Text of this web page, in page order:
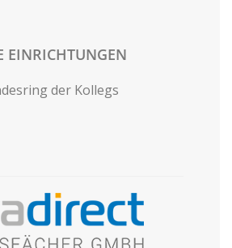
EINRICHTUNGEN
der Kollegs